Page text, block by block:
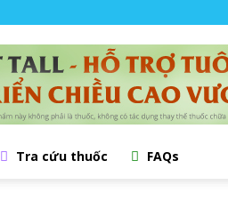
Tra cứu thuốc FAQs